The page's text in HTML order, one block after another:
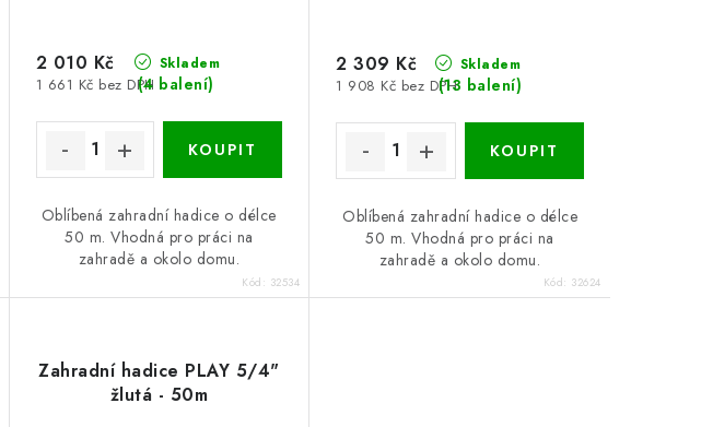
Skladem
(4 balení)
1 661 Kč bez DPH
2 010 Kč
Oblíbená zahradní hadice o délce
50 m. Vhodná pro práci na
zahradě a okolo domu.
Kód: 32534
Skladem
(13 balení)
1 908 Kč bez DPH
2 309 Kč
Oblíbená zahradní hadice o délce
50 m. Vhodná pro práci na
zahradě a okolo domu.
Kód: 32624
Zahradní hadice PLAY 5/4"
žlutá - 50m